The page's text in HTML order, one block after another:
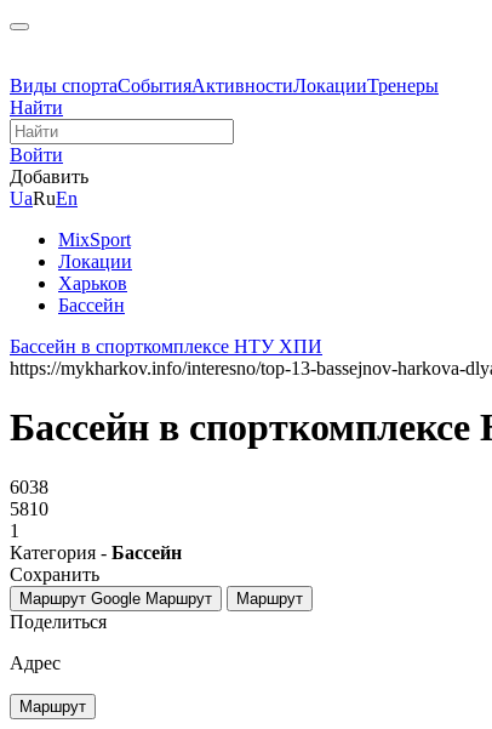
Виды спортаСобытияАктивностиЛокацииТренеры
Найти
Войти
Добавить
UaRuEn
MixSport
Локации
Харьков
Бассейн
Бассейн в спорткомплексе НТУ ХПИ
https://mykharkov.info/interesno/top-13-bassejnov-harkova-
Бассейн в
6038
5810
1
Категория - Бассейн
Сохранить
Маршрут Google Маршрут Маршрут
Поделиться
Адрес
Маршрут